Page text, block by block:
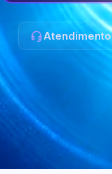
Atendimento